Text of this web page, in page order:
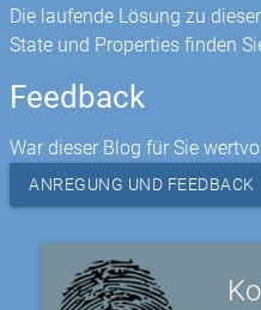
Die laufende Lösung zu
State und Properties finden
Feedback
War dieser Blog für Sie
ANREGUNG UND FEEDBACK